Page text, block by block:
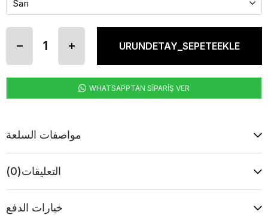
WHATSAPPTAN SİPARİŞ VER
مواصفات السلعة
التعليقات(0)
خيارات الدفع